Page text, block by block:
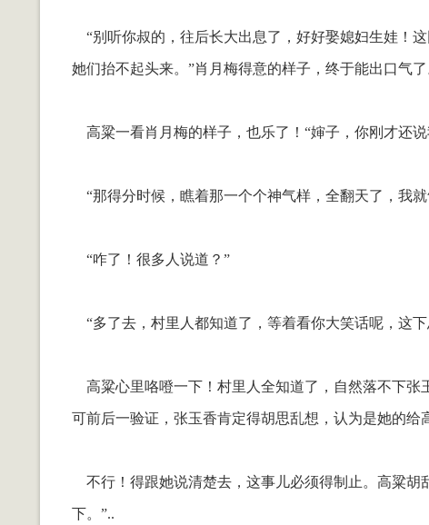
“别听你叔的，往后长大出息了，好好娶媳妇生娃！
她们抬不起头来。”肖月梅得意的样子，终于能出口气了
高粱一看肖月梅的样子，也乐了！“婶子，你刚才还
“那得分时候，瞧着那一个个神气样，全翻天了，我就
“咋了！很多人说道？”
“多了去，村里人都知道了，等着看你大笑话呢，这
高粱心里咯噔一下！村里人全知道了，自然落不下张
可前后一验证，张玉香肯定得胡思乱想，认为是她的给
不行！得跟她说清楚去，这事儿必须得制止。高粱胡
下。”..